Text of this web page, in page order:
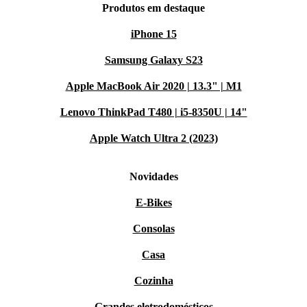
Produtos em destaque
iPhone 15
Samsung Galaxy S23
Apple MacBook Air 2020 | 13.3" | M1
Lenovo ThinkPad T480 | i5-8350U | 14"
Apple Watch Ultra 2 (2023)
Novidades
E-Bikes
Consolas
Casa
Cozinha